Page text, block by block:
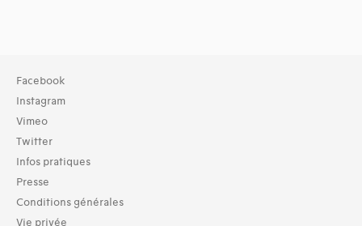
Facebook
Instagram
Vimeo
Twitter
Infos pratiques
Presse
Conditions générales
Vie privée